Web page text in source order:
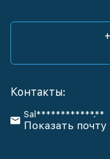
Контакты:
Sal************.**
Показать почту